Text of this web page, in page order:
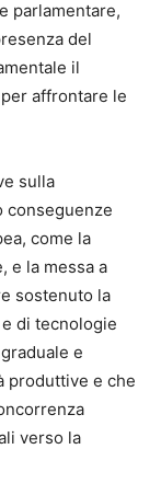
parlamentare,
del
il
affrontare le
sulla
conseguenze
come la
e la messa a
sostenuto la
di tecnologie
e
produttive e che
verso la